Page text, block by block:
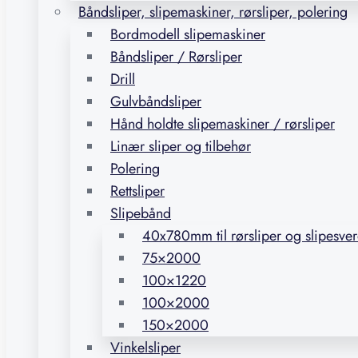
Båndsliper, slipemaskiner, rørsliper, polering
Bordmodell slipemaskiner
Båndsliper / Rørsliper
Drill
Gulvbåndsliper
Hånd holdte slipemaskiner / rørsliper
Linær sliper og tilbehør
Polering
Rettsliper
Slipebånd
40x780mm til rørsliper og
75×2000
100×1220
100×2000
150×2000
Vinkelsliper